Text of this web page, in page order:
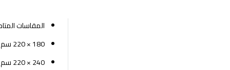
المقاسات
180 × 220 سم
240 × 220 سم